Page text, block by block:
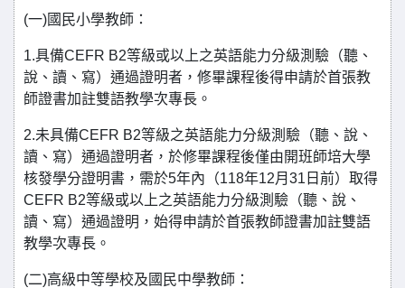
(一)國民小學教師：
1.具備CEFR B2等級或以上之英語能力分級測驗（聽、
說、讀、寫）通過證明者，修畢課程後得申請於首張教
師證書加註雙語教學次專長。
2.未具備CEFR B2等級之英語能力分級測驗（聽、說、
讀、寫）通過證明者，於修畢課程後僅由開班師培大學
核發學分證明書，需於5年內（118年12月31日前）取得
CEFR B2等級或以上之英語能力分級測驗（聽、說、
讀、寫）通過證明，始得申請於首張教師證書加註雙語
教學次專長。
(二)高級中等學校及國民中學教師：